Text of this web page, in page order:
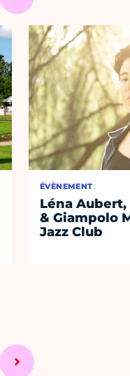
ÉVÈNEMENT
Léna
& Giampolo
Jazz Club